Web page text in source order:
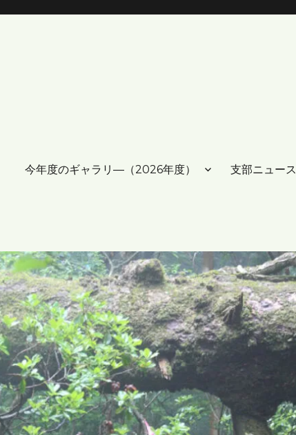
今年度のギャラリ―（2026年度） 支部ニュース